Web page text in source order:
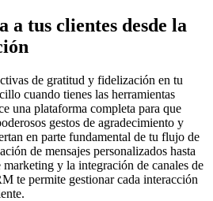
tus clientes desde la
de gratitud y fidelización en tu
cuando tienes las herramientas
una plataforma completa para que
gestos de agradecimiento y
en parte fundamental de tu flujo de
de mensajes personalizados hasta
marketing y la integración de canales de
te permite gestionar cada interacción